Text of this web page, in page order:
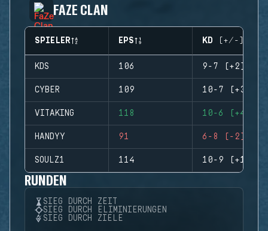
FAZE CLAN
SPIELER EPS KD (+/-)
KDS 106 9-7 (+2)
CYBER 109 10-7 (+3)
VITAKING 118 10-6 (+4)
HANDYY 91 6-8 (-2)
SOULZ1 114 10-9 (+1)
RUNDEN
SIEG DURCH ZEIT
SIEG DURCH ELIMINIERUNGEN
SIEG DURCH ZIELE